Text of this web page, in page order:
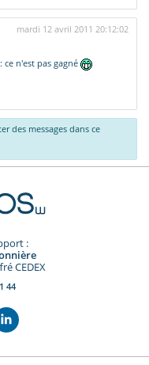
mardi 12 avril 2011 20:12:02
n'est pas gagné
des messages dans ce
:
CEDEX
44